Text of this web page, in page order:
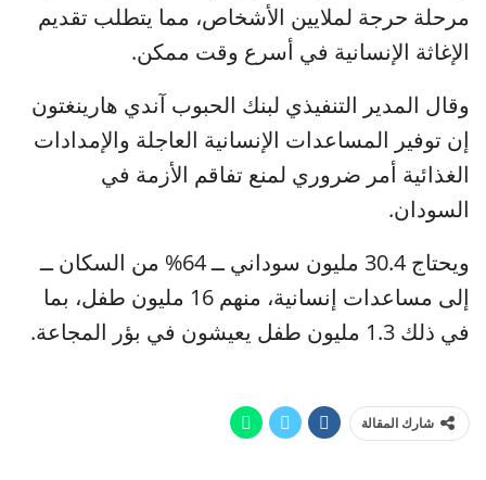
مرحلة حرجة لملايين الأشخاص، مما يتطلب تقديم
الإغاثة الإنسانية في أسرع وقت ممكن.
وقال المدير التنفيذي لبنك الحبوب آندي هارينغتون
إن توفير المساعدات الإنسانية العاجلة والإمدادات
الغذائية أمر ضروري لمنع تفاقم الأزمة في
السودان.
ويحتاج 30.4 مليون سوداني ــ 64% من السكان ــ
إلى مساعدات إنسانية، منهم 16 مليون طفل، بما
في ذلك 1.3 مليون طفل يعيشون في بؤر المجاعة.
شارك المقالة